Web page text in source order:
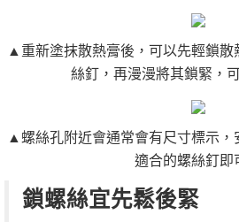
▲重新塗抹散熱膏後，可以先輕鎖散
絲釘，再漫漫將其鎖緊，
▲螺絲孔附近會通常會有尺寸標示，
適合的螺絲釘即
鎖螺絲宜先鬆後緊